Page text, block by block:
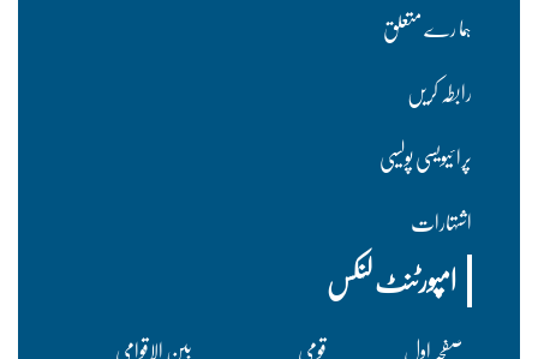
ہما رے متعلق
رابطہ کریں
پرا ئیویسی پولسیی
اشتہارات
امپورٹنٹ لنکس